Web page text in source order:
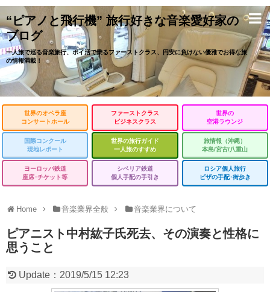
“ピアノと飛行機” 旅行好きな音楽愛好家の
ブログ
一人旅で巡る音楽旅行、ポイ活で乗るファーストクラス、円安に負けない優雅でお得な旅
の情報満載！
世界のオペラ座
コンサートホール
ファーストクラス
ビジネスクラス
世界の
空港ラウンジ
国際コンクール
現地レポート
世界の旅行ガイド
一人旅のすすめ
旅情報（沖縄）
本島/宮古/八重山
ヨーロッパ鉄道
座席･チケット等
シベリア鉄道
個人手配の手引き
ロシア個人旅行
ビザの手配･街歩き
Home 音楽業界全般 音楽業界について
ピアニスト中村紘子氏死去、その演奏と性格に
思うこと
Update： 2019/5/15 12:23